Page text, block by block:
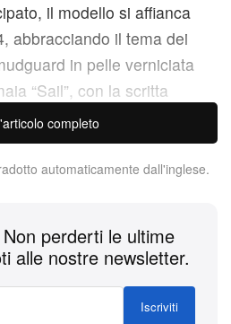
il modello si affianca
abbracciando il tema dei
in pelle verniciata
“Sail”, con la scritta
corre sui passanti dei lacci e
Red”. Chiude il look una
avorio. L’uscita è fissata
2024 abbiamo parlato per
completo
automaticamente dall'inglese.
perderti le ultime
alle nostre newsletter.
Iscriviti